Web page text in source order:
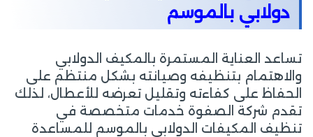
دولابي بالموسم
تساعد العناية المستمرة بالمكيف الدولابي
والاهتمام بتنظيفه وصيانته بشكل منتظم على
الحفاظ على كفاءته وتقليل تعرضه للأعطال، لذلك
تقدم شركة الصفوة خدمات متخصصة في
تنظيف المكيفات الدولابي بالموسم للمساعدة